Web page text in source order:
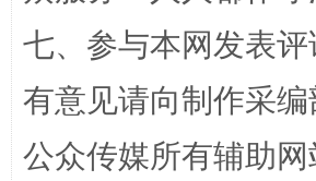
网上购药对药下症？
七、参与本网发表
有意见请向制作采
公众传媒所有辅助